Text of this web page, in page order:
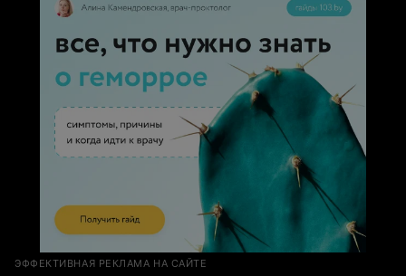
ЭФФЕКТИВНАЯ РЕКЛАМА НА САЙТЕ